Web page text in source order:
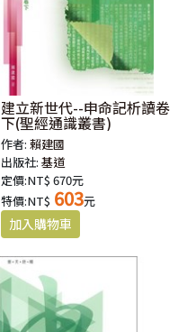
建立新世代--申命記析讀卷
下(聖經通識叢書)
作者:賴建國
出版社:基道
定價:NT$ 670元
特價:NT$ 603元